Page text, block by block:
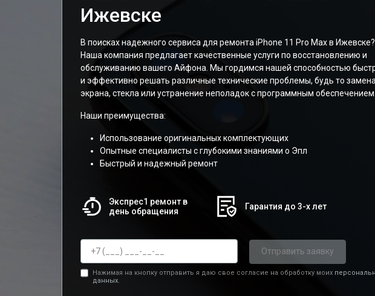
Ижевске
В поисках надежного сервиса для ремонта iPhone 11 Pro Max в Ижевске?
Наша компания предлагает качественные услуги по восстановлению и
обслуживанию вашего Айфона. Мы гордимся нашей способностью
и эффективно решать различные технические проблемы, будь то замена
экрана, стекла или устранение неполадок с программным обеспечением.
Наши преимущества:
Использование оригинальных комплектующих
Опытные специалисты с глубокими знаниями о Эпл
Быстрый и надежный ремонт
Экспрес1 ремонт в
день обращения
Гарантия до 3-х лет
Отправить заявку
Нажимая на кнопку отправить я даю свое согласие на обработку моих
данных.